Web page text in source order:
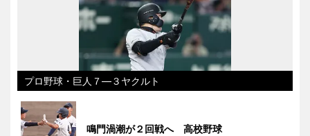
プロ野球・巨人７―３ヤクルト
鳴門渦潮が２回戦へ 高校野球